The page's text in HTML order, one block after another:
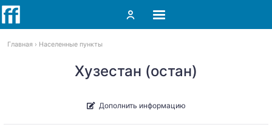
Главная Населенные пункты
Хузестан (остан)
Дополнить информацию